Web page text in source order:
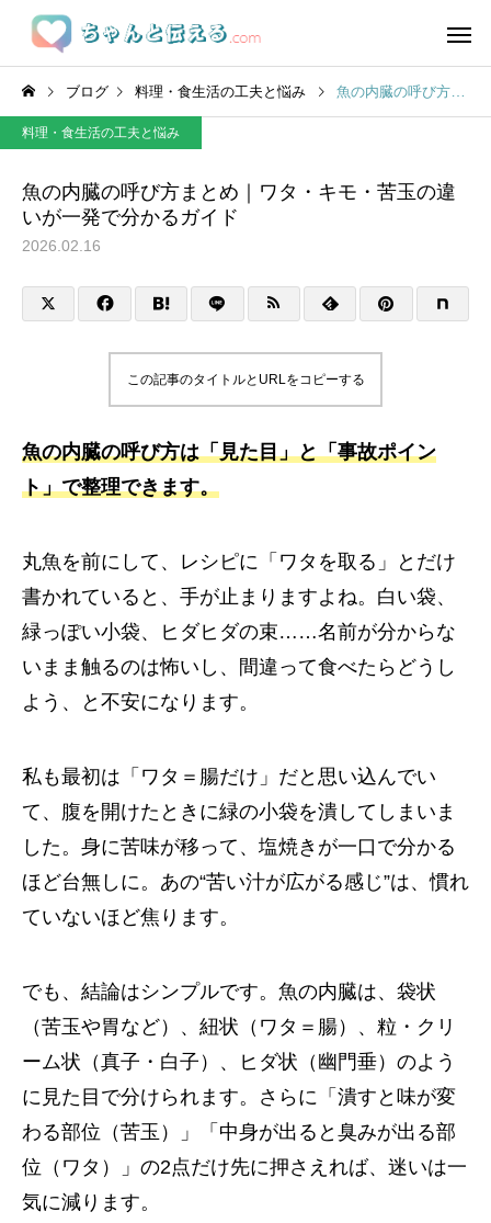
ブログ 料理・食生活の工夫と悩み 魚の内臓の呼び方まとめ｜ワタ・キモ・苦玉の違いが一発で分かるガイド
料理・食生活の工夫と悩み
魚の内臓の呼び方まとめ｜ワタ・キモ・苦玉の違
いが一発で分かるガイド
2026.02.16
この記事のタイトルとURLをコピーする
魚の内臓の呼び方は「見た目」と「事故ポイン
ト」で整理できます。
丸魚を前にして、レシピに「ワタを取る」とだけ
書かれていると、手が止まりますよね。白い袋、
緑っぽい小袋、ヒダヒダの束……名前が分からな
いまま触るのは怖いし、間違って食べたらどうし
よう、と不安になります。
私も最初は「ワタ＝腸だけ」だと思い込んでい
て、腹を開けたときに緑の小袋を潰してしまいま
した。身に苦味が移って、塩焼きが一口で分かる
ほど台無しに。あの“苦い汁が広がる感じ”は、慣れ
ていないほど焦ります。
でも、結論はシンプルです。魚の内臓は、袋状
（苦玉や胃など）、紐状（ワタ＝腸）、粒・クリ
ーム状（真子・白子）、ヒダ状（幽門垂）のよう
に見た目で分けられます。さらに「潰すと味が変
わる部位（苦玉）」「中身が出ると臭みが出る部
位（ワタ）」の2点だけ先に押さえれば、迷いは一
気に減ります。